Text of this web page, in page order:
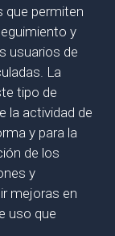
que permiten
y
usuarios de
La
tipo de
la actividad de
y para la
de los
y
mejoras en
uso que